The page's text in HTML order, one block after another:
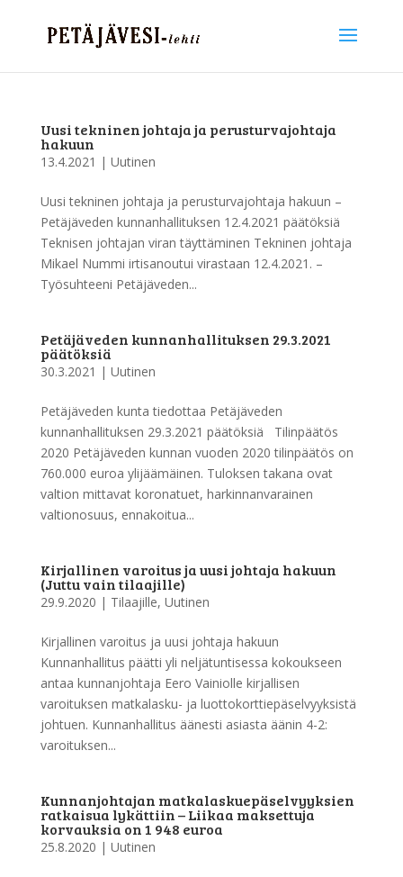
Uusi tekninen johtaja ja perusturvajohtaja
hakuun
13.4.2021 | Uutinen
Uusi tekninen johtaja ja perusturvajohtaja hakuun –
Petäjäveden kunnanhallituksen 12.4.2021 päätöksiä
Teknisen johtajan viran täyttäminen Tekninen johtaja
Mikael Nummi irtisanoutui virastaan 12.4.2021. –
Työsuhteeni Petäjäveden...
Petäjäveden kunnanhallituksen 29.3.2021
päätöksiä
30.3.2021 | Uutinen
Petäjäveden kunta tiedottaa Petäjäveden
kunnanhallituksen 29.3.2021 päätöksiä Tilinpäätös
2020 Petäjäveden kunnan vuoden 2020 tilinpäätös on
760.000 euroa ylijäämäinen. Tuloksen takana ovat
valtion mittavat koronatuet, harkinnanvarainen
valtionosuus, ennakoitua...
Kirjallinen varoitus ja uusi johtaja hakuun
(Juttu vain tilaajille)
29.9.2020 | Tilaajille, Uutinen
Kirjallinen varoitus ja uusi johtaja hakuun
Kunnanhallitus päätti yli neljätuntisessa kokoukseen
antaa kunnanjohtaja Eero Vainiolle kirjallisen
varoituksen matkalasku- ja luottokorttiepäselvyyksistä
johtuen. Kunnanhallitus äänesti asiasta äänin 4-2:
varoituksen...
Kunnanjohtajan matkalaskuepäselvyyksien
ratkaisua lykättiin – Liikaa maksettuja
korvauksia on 1 948 euroa
25.8.2020 | Uutinen